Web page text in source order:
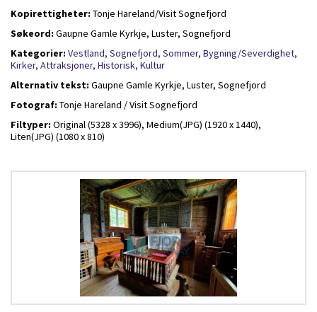
Kopirettigheter: Tonje Hareland/Visit Sognefjord
Søkeord: Gaupne Gamle Kyrkje, Luster, Sognefjord
Kategorier: Vestland, Sognefjord, Sommer, Bygning/Severdighet,
Kirker, Attraksjoner, Historisk, Kultur
Alternativ tekst: Gaupne Gamle Kyrkje, Luster, Sognefjord
Fotograf: Tonje Hareland / Visit Sognefjord
Filtyper: Original (5328 x 3996), Medium(JPG) (1920 x 1440),
Liten(JPG) (1080 x 810)